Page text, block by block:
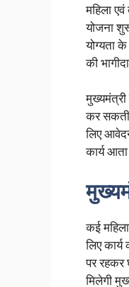
महिला
योजना
योग्यता
की
कर सकती
लिए
कार्य
कई
लिए
पर रहकर
मिलेगी